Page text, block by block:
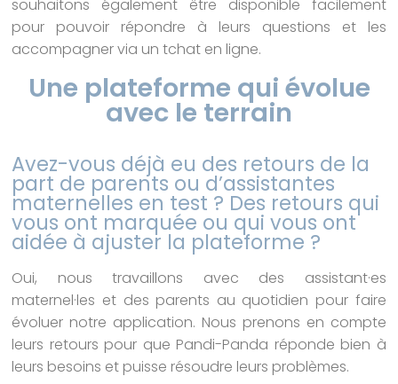
souhaitons également être disponible facilement
pour pouvoir répondre à leurs questions et les
accompagner via un tchat en ligne.
Une plateforme qui évolue
avec le terrain
Avez-vous déjà eu des retours de la
part de parents ou d’assistantes
maternelles en test ? Des retours qui
vous ont marquée ou qui vous ont
aidée à ajuster la plateforme ?
Oui, nous travaillons avec des assistant·es
maternel·les et des parents au quotidien pour faire
évoluer notre application. Nous prenons en compte
leurs retours pour que Pandi-Panda réponde bien à
leurs besoins et puisse résoudre leurs problèmes.